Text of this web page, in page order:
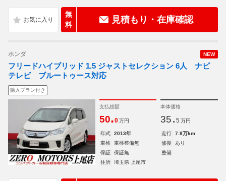
無
料
見積もり・在庫確認
NEW
ホンダ
フリードハイブリッド 1.5 ジャストセレクション 6人 ナビ
テレビ ブルートゥース対応
購入プラン付き
支払総額
50.0 万円
本体価格
35. 5 万円
年式 2013年 走行
7.8万km
車検
車検整備無 修復
あり
保証
保証無 整備
-
住所
埼玉県 上尾市